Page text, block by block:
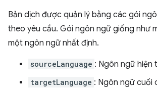
Bản dịch được quản lý bằng các gói
theo yêu cầu. Gói ngôn ngữ giống như
một ngôn ngữ nhất định.
sourceLanguage : Ngôn ngữ hiện
targetLanguage : Ngôn ngữ cuối